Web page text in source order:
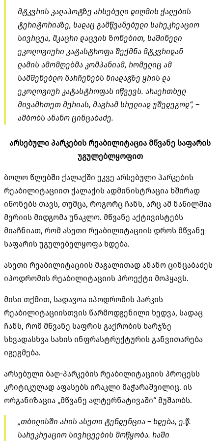
მტკვრის კალაპოტზე არსებული დიღმის ჭალების
ტერიტორიაზე, სადაც გამწვანებული სარეკრეაციო
სივრცეა, მკაცრი დაცვის ზონებით, საშინელი
ეკოლოგიური კატასტროფა შექმნა მტკვრიდან
ლამის ამომღებმა კომპანიამ, რომელიც ამ
სამშენებლო ნარჩენებს ნიადაგზე ყრის და
ეკოლოგიურ კატასტროფას იწვევს. არაერთხელ
მივამრთეთ მერიას, მაგრამ სრულიად უშედეგოდ“, –
ამბობს ანანო ცინცაბაძე.
არსებული პარკების რეაბილიტაცია მწვანე საფარის
უგულებლყოფით
ბოლო წლებში ქალაქში უკვე არსებული პარკების
რეაბილიტაციით ქალაქის ადმინისტრაცია ხშირად
იწონებს თავს, თუმცა, როგორც ჩანს, არც ამ ნაწილშია
მერიის მიდგომა უნაკლო. მწვანე აქტივისტებს
მიაჩნიათ, რომ ასეთი რეაბილიტაციის დროს მწვანე
საფარის უგულებელყოფა ხდება.
ასეთი რეაბილიტაციის მაგალითად ანანო ცინცაბაძეს
იპოდრომის რეაბილიტაციის პროექტი მოჰყავს.
მისი თქმით, სადავოა იპოდრომის პარკის
რეაბილიტაციისთვის წარმოდგენილი ხედვა, სადაც
ჩანს, რომ მწვანე საფრის გაქრობის ხარჯზე
სხვადასხვა სახის ინფრასტრუქტურის განვითარება
იგეგმება.
არსებული ბაღ-პარკების რეაბილიტაციის პროცესს
კრიტიკულად აფასებს ირაკლი მაჭარაშვილიც. ის
ორგანიზაცია „მწვანე ალტერნატივაში“ მუშაობს.
„თბილისში არის ასეთი ტენდენცია – ხდება, ე.წ.
სარეკრეაციო სივრცეების მოწყობა. რაში